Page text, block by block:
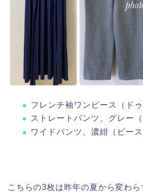
フレンチ袖ワンピース（ドゥ
ストレートパンツ、グレー（
ワイドパンツ、濃紺（ビース
こちらの3枚は昨年の夏から変わら